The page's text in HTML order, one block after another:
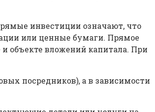
инвестиции означают, что
или ценные бумаги. Прямое
объекте вложений капитала. При
посредников), а в зависимости